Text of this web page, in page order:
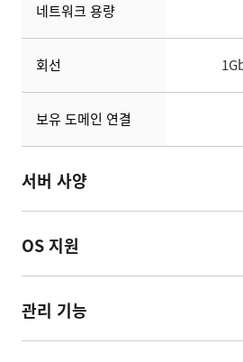
네트워크 용량
회선
보유 도메인 연결
서버 사양
OS 지원
관리 기능